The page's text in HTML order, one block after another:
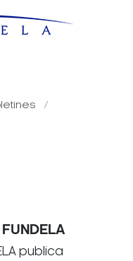
publica